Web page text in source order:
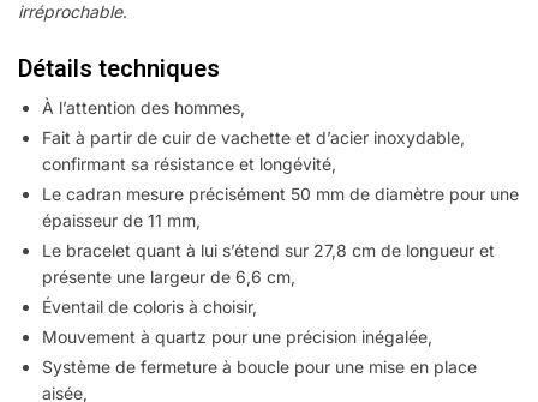
irréprochable.
Détails techniques
À l’attention des hommes,
Fait à partir de cuir de vachette et d’acier inoxydable,
confirmant sa résistance et longévité,
Le cadran mesure précisément 50 mm de diamètre pour une
épaisseur de 11 mm,
Le bracelet quant à lui s’étend sur 27,8 cm de longueur et
présente une largeur de 6,6 cm,
Éventail de coloris à choisir,
Mouvement à quartz pour une précision inégalée,
Système de fermeture à boucle pour une mise en place
aisée,